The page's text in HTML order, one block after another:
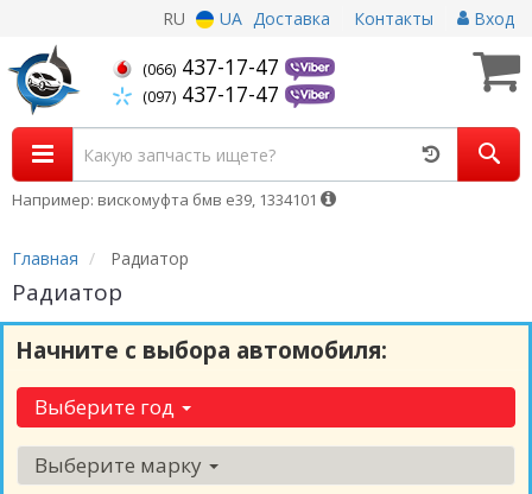
RU UA Доставка Контакты Вход
(066) 437-17-47
(097) 437-17-47
Например: вискомуфта бмв е39, 1334101
Главная Радиатор
Радиатор
Начните с выбора автомобиля:
Выберите год
Выберите марку